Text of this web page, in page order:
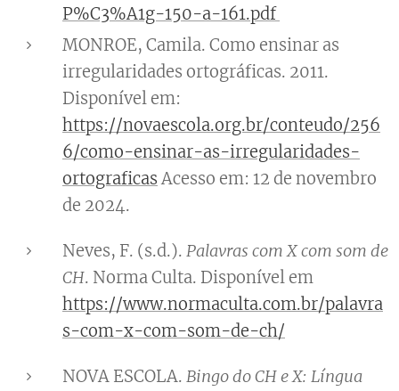
P%C3%A1g-150-a-161.pdf
MONROE, Camila. Como ensinar as
irregularidades ortográficas. 2011.
Disponível em:
https://novaescola.org.br/conteudo/256
6/como-ensinar-as-irregularidades-
ortograficasAcesso em: 12 de novembro
de 2024.
Neves, F. (s.d.). Palavras com X com som de
CH. Norma Culta. Disponível em
https://www.normaculta.com.br/palavra
s-com-x-com-som-de-ch/
NOVA ESCOLA. Bingo do CH e X: Língua